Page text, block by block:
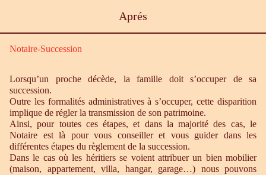
Aprés
Notaire-Succession
Lorsqu’un proche décède, la famille doit s’occuper de sa
succession.
Outre les formalités administratives à s’occuper, cette disparition
implique de régler la transmission de son patrimoine.
Ainsi, pour toutes ces étapes, et dans la majorité des cas, le
Notaire est là pour vous conseiller et vous guider dans les
différentes étapes du règlement de la succession.
Dans le cas où les héritiers se voient attribuer un bien mobilier
(maison, appartement, villa, hangar, garage…) nous pouvons